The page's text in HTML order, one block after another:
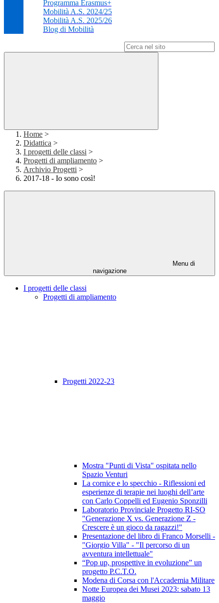
Programma Erasmus+
Mobilità A.S. 2024/25
Mobilità A.S. 2025/26
Blog di Mobilità
Home >
Didattica >
I progetti delle classi >
Progetti di ampliamento >
Archivio Progetti >
2017-18 - Io sono così!
Menu di
navigazione
I progetti delle classi
Progetti di ampliamento
Progetti 2022-23
Mostra "Punti di Vista" ospitata nello
Spazio Venturi
La cornice e lo specchio - Riflessioni ed
esperienze di terapie nei luoghi dell’arte
con Carlo Coppelli ed Eugenio Sponzilli
Laboratorio Provinciale Progetto RI-SO
"Generazione X vs. Generazione Z -
Crescere è un gioco da ragazzi!"
Presentazione del libro di Franco Morselli -
"Giorgio Villa" - "Il percorso di un
avventura intellettuale"
“Pop up, prospettive in evoluzione” un
progetto P.C.T.O.
Modena di Corsa con l'Accademia Militare
Notte Europea dei Musei 2023: sabato 13
maggio